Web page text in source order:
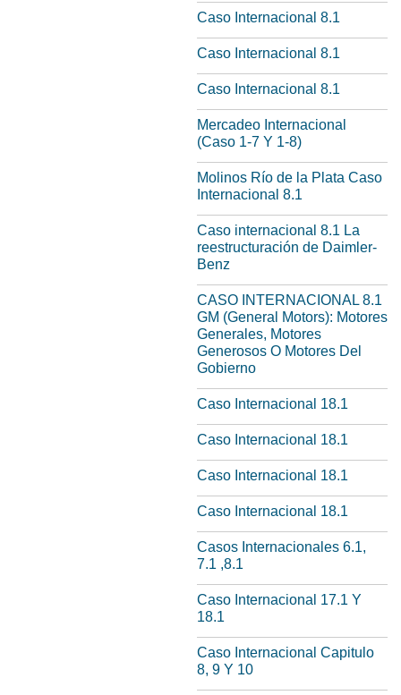
Caso Internacional 8.1
Caso Internacional 8.1
Caso Internacional 8.1
Mercadeo Internacional
(Caso 1-7 Y 1-8)
Molinos Río de la Plata Caso
Internacional 8.1
Caso internacional 8.1 La
reestructuración de Daimler-
Benz
CASO INTERNACIONAL 8.1
GM (General Motors): Motores
Generales, Motores
Generosos O Motores Del
Gobierno
Caso Internacional 18.1
Caso Internacional 18.1
Caso Internacional 18.1
Caso Internacional 18.1
Casos Internacionales 6.1,
7.1 ,8.1
Caso Internacional 17.1 Y
18.1
Caso Internacional Capitulo
8, 9 Y 10